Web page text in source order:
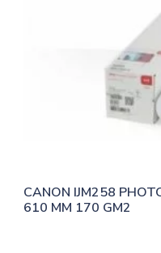
CANON IJM258
610 MM 170 GM2